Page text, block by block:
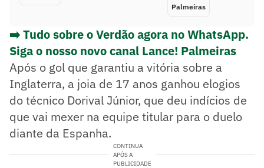
Palmeiras
➡️ Tudo sobre o Verdão agora no WhatsApp.
Siga o nosso novo canal Lance! Palmeiras
Após o gol que garantiu a vitória sobre a
Inglaterra, a joia de 17 anos ganhou elogios
do técnico Dorival Júnior, que deu indícios de
que vai mexer na equipe titular para o duelo
diante da Espanha.
CONTINUA
APÓS A
PUBLICIDADE